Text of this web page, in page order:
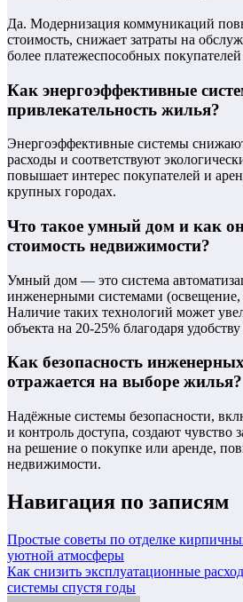
Да. Модернизация коммуникаций
стоимость, снижает затраты на
более платежеспособных
Как энергоэффективные
привлекательность жилья?
Энергоэффективные системы
расходы и соответствуют
повышает интерес покупателей и
крупных городах.
Что такое умный дом и как
стоимость недвижимости?
Умный дом — это система
инженерными системами (освещение,
Наличие таких технологий может
объекта на 20-25% благодаря
Как безопасность
отражается на выборе жилья?
Надёжные системы безопасности,
и контроль доступа, создают
на решение о покупке или аренде,
недвижимости.
Навигация по записям
Простые советы по отделке
уютной атмосферы
Как снизить эксплуатационные
системы спустя годы